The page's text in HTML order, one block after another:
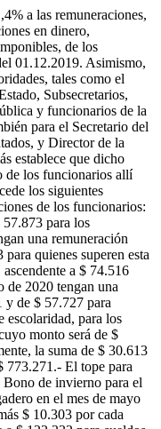
a las remuneraciones,
en dinero,
de los
01.12.2019. Asimismo,
tales como el
Subsecretarios,
y funcionarios de la
para el Secretario del
y Director de la
establece que dicho
de los funcionarios allí
los siguientes
de los funcionarios:
para los
una remuneración
quienes superen esta
a $ 74.516
de 2020 tengan una
de $ 57.727 para
escolaridad, para los
monto será de $
la suma de $ 30.613
773.271.- El tope para
de invierno para el
en el mes de mayo
$ 10.303 por cada